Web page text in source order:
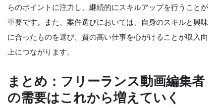
らのポイントに注力し、継続的にスキルアップを行うことが
重要です。また、案件選びにおいては、自身のスキルと興味
に合ったものを選び、質の高い仕事を心がけることが収入向
上につながります。
まとめ：フリーランス動画編集者
の需要はこれから増えていく